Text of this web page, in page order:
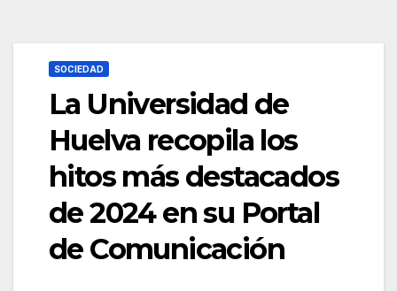
SOCIEDAD
La Universidad de
Huelva recopila los
hitos más destacados
de 2024 en su Portal
de Comunicación